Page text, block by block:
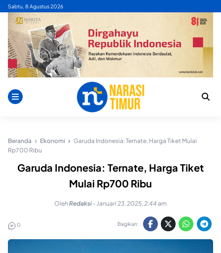
Skip
content
Sabtu, 8 Agustus 2026
Beranda Ekonomi
Garuda Indonesia: Ternate, Harga Tiket Mulai
Rp700 Ribu
Garuda Indonesia: Ternate, Harga Tiket
Mulai Rp700 Ribu
OlehRedaksi - Januari 23, 2025, 2:44 am
0 Bagikan: